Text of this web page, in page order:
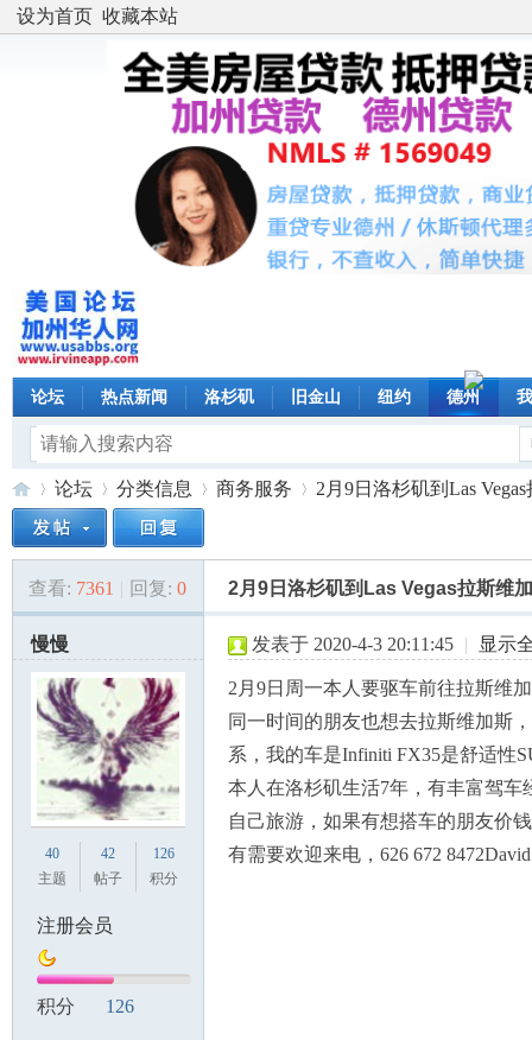
设为首页 收藏本站
论坛 热点新闻 洛杉矶 旧金山 纽约 德州
美»
论坛
›
分类信息 商务服务
›
2月9日洛杉矶到Las
查看: 7361 | 回复: 0 2月9日洛杉矶到Las Vegas拉斯维
慢慢
40
主题
42
帖子
126
积分
注册会员
积分 126
发表于 2020-4-3 20:11:45 | 显示
2月9日周一本人要驱车前往拉斯维
同一时间的朋友也想去拉斯维加斯
系，我的车是Infiniti FX35是舒适性
本人在洛杉矶生活7年，有丰富驾车
自己旅游，如果有想搭车的朋友价
有需要欢迎来电，626 672 8472David